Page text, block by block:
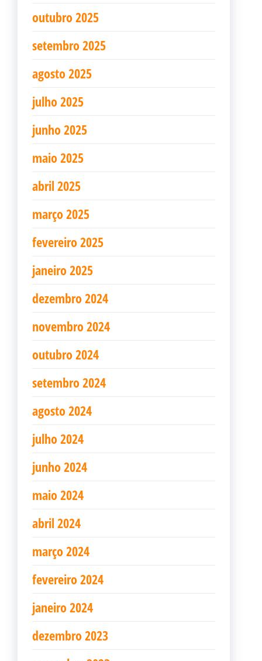
outubro 2025
setembro 2025
agosto 2025
julho 2025
junho 2025
maio 2025
abril 2025
março 2025
fevereiro 2025
janeiro 2025
dezembro 2024
novembro 2024
outubro 2024
setembro 2024
agosto 2024
julho 2024
junho 2024
maio 2024
abril 2024
março 2024
fevereiro 2024
janeiro 2024
dezembro 2023